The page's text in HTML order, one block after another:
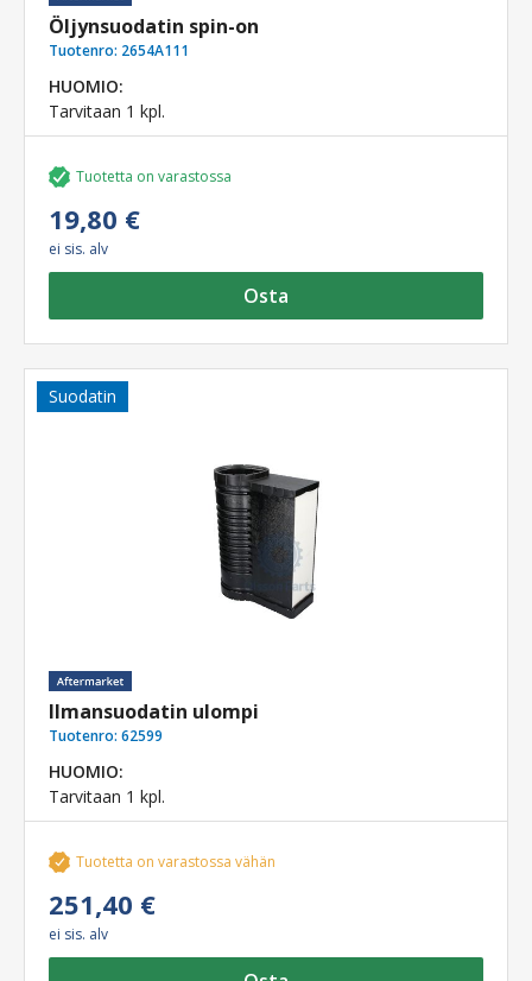
Öljynsuodatin spin-on
Tuotenro: 2654A111
HUOMIO:
Tarvitaan 1 kpl.
Tuotetta on varastossa
19,80 €
ei sis. alv
Osta
Suodatin
Ilmansuodatin ulompi
Tuotenro: 62599
HUOMIO:
Tarvitaan 1 kpl.
Tuotetta on varastossa vähän
251,40 €
ei sis. alv